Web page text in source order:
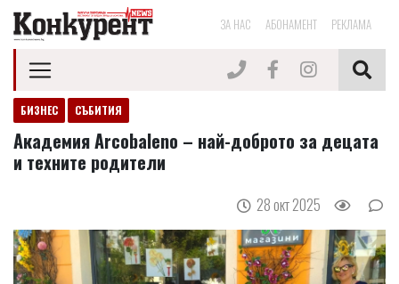
ЗА НАС АБОНАМЕНТ РЕКЛАМА
БИЗНЕС СЪБИТИЯ
Академия Arcobaleno – най-доброто за децата
и техните родители
28 окт 2025